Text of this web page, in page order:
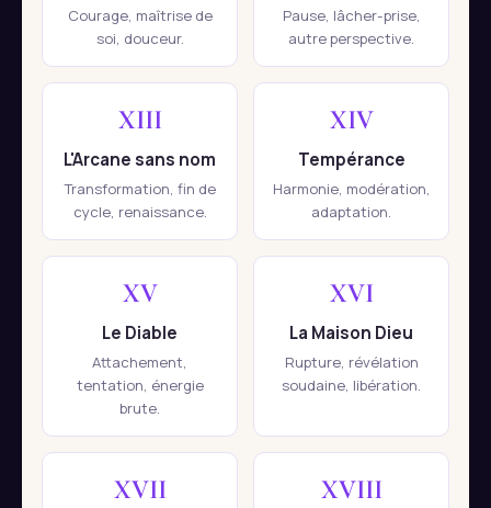
Courage, maîtrise de
soi, douceur.
Pause, lâcher-prise,
autre perspective.
XIII
L'Arcane sans nom
Transformation, fin de
cycle, renaissance.
XIV
Tempérance
Harmonie, modération,
adaptation.
XV
Le Diable
Attachement,
tentation, énergie
brute.
XVI
La Maison Dieu
Rupture, révélation
soudaine, libération.
XVII XVIII